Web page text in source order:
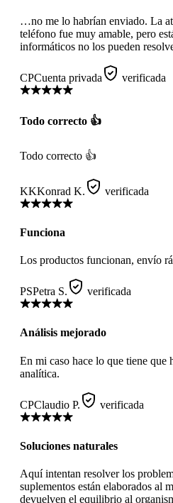
…no me lo habrían enviado. La
teléfono fue muy amable, pero
informáticos no los pueden
CPCuenta privada verificada
Todo correcto 👍
Todo correcto 👍
KKKonrad K. verificada
Funciona
Los productos funcionan, envío
PSPetra S. verificada
Análisis mejorado
En mi caso hace lo que tiene que
analítica.
CPClaudio P. verificada
Soluciones naturales
Aquí intentan resolver los
suplementos están elaborados al
devuelven el equilibrio al